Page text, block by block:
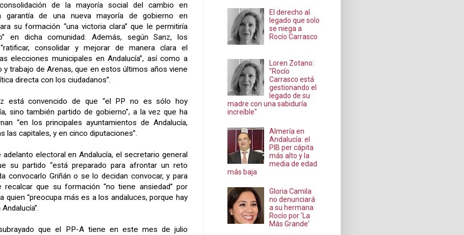
de la mayoría social del cambio en
garantía de una nueva mayoría de gobierno en
su formación “una victoria clara” que le permitiría
en dicha comunidad. Además, según Sanz, los
consolidar y mejorar de manera clara el
elecciones municipales en Andalucía”, así como a
y trabajo de Arenas, que en estos últimos años viene
directa con los ciudadanos”.
está convencido de que “el PP no es sólo hoy
sino también partido de gobierno”, a la vez que ha
“en los principales ayuntamientos de Andalucía,
las capitales, y en cinco diputaciones”.
electoral en Andalucía, el secretario general
su partido “está preparado para afrontar un reto
convocarlo Griñán o se lo decidan convocar, y para
recalcar que su formación “no tiene ansiedad” por
quien “preocupa más es a los andaluces, porque hay
que el PP-A tiene en este mes de julio
El derecho al
legado que solo
se niega a
Rocío Carrasco
Loren Zotano:
"Rocío
Carrasco está
gestionando el
legado de su
madre con una sabiduría
increíble"
Almería en
Andalucía: el
PIB per cápita
más alto y la
media de edad
más baja
Gloria Camila
no denunciará
a su hermana
Rocío por 'La
Más Grande'